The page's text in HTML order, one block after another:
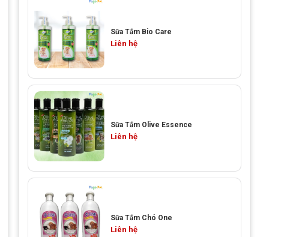
Sữa Tắm Bio Care
Liên hệ
Sữa Tắm Olive Essence
Liên hệ
Sữa Tắm Chó One
Liên hệ